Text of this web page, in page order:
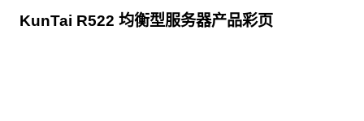
KunTai R522 均衡型服务器产品彩页